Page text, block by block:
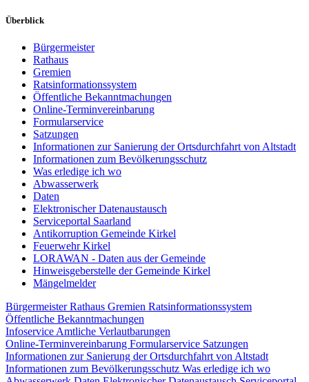
Überblick
Bürgermeister
Rathaus
Gremien
Ratsinformationssystem
Öffentliche Bekanntmachungen
Online-Terminvereinbarung
Formularservice
Satzungen
Informationen zur Sanierung der Ortsdurchfahrt von Altstadt
Informationen zum Bevölkerungsschutz
Was erledige ich wo
Abwasserwerk
Daten
Elektronischer Datenaustausch
Serviceportal Saarland
Antikorruption Gemeinde Kirkel
Feuerwehr Kirkel
LORAWAN - Daten aus der Gemeinde
Hinweisgeberstelle der Gemeinde Kirkel
Mängelmelder
BürgermeisterRathaus Gremien Ratsinformationssystem
Öffentliche Bekanntmachungen
Infoservice Amtliche Verlautbarungen
Online-Terminvereinbarung Formularservice Satzungen
Informationen zur Sanierung der Ortsdurchfahrt von Altstadt
Informationen zum Bevölkerungsschutz Was erledige ich wo